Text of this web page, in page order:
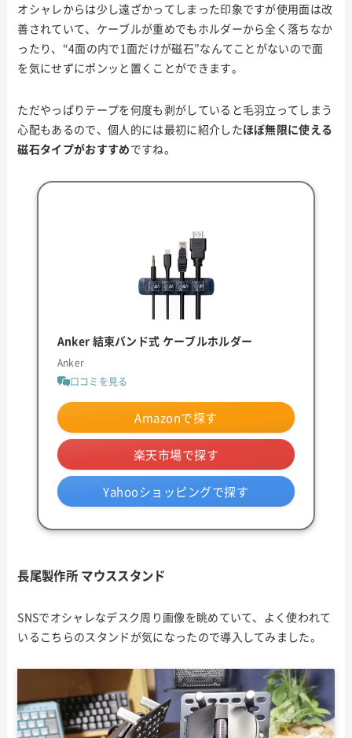
オシャレからは少し遠ざかってしまった印象ですが使用面は改
善されていて、ケーブルが重めでもホルダーから全く落ちなか
ったり、“4面の内で1面だけが磁石”なんてことがないので面
を気にせずにポンッと置くことができます。
ただやっぱりテープを何度も剥がしていると毛羽立ってしまう
心配もあるので、個人的には最初に紹介したほぼ無限に使える
磁石タイプがおすすめですね。
Anker 結束バンド式 ケーブルホルダー
Anker
口コミを見る
Amazonで探す
楽天市場で探す
Yahooショッピングで探す
長尾製作所 マウススタンド
SNSでオシャレなデスク周り画像を眺めていて、よく使われて
いるこちらのスタンドが気になったので導入してみました。